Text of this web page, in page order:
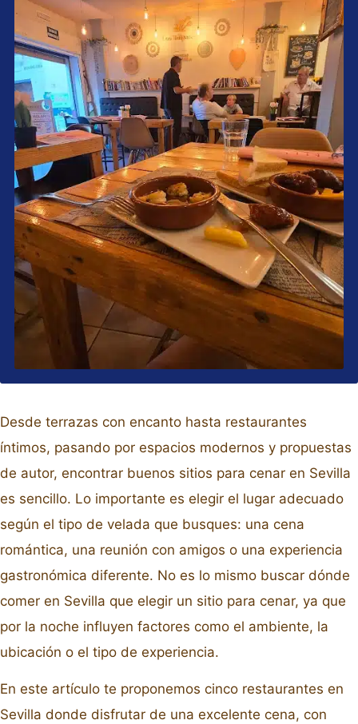
Desde terrazas con encanto hasta restaurantes
íntimos, pasando por espacios modernos y propuestas
de autor, encontrar buenos sitios para cenar en Sevilla
es sencillo. Lo importante es elegir el lugar adecuado
según el tipo de velada que busques: una cena
romántica, una reunión con amigos o una experiencia
gastronómica diferente. No es lo mismo buscar dónde
comer en Sevilla que elegir un sitio para cenar, ya que
por la noche influyen factores como el ambiente, la
ubicación o el tipo de experiencia.
En este artículo te proponemos cinco restaurantes en
Sevilla donde disfrutar de una excelente cena, con